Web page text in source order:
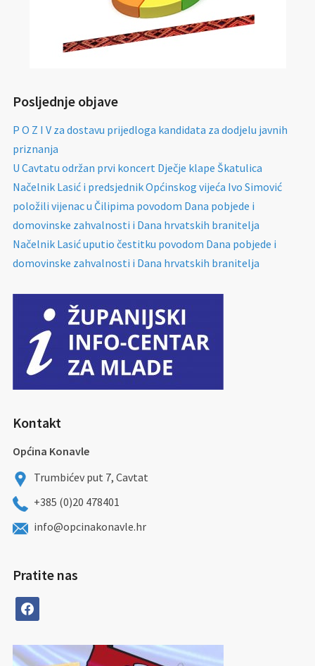
Posljednje objave
P O Z I V za dostavu prijedloga kandidata za dodjelu javnih
priznanja
U Cavtatu održan prvi koncert Dječje klape Škatulica
Načelnik Lasić i predsjednik Općinskog vijeća Ivo Simović
položili vijenac u Čilipima povodom Dana pobjede i
domovinske zahvalnosti i Dana hrvatskih branitelja
Načelnik Lasić uputio čestitku povodom Dana pobjede i
domovinske zahvalnosti i Dana hrvatskih branitelja
Kontakt
Općina Konavle
Trumbićev put 7, Cavtat
+385 (0)20 478401
info@opcinakonavle.hr
Pratite nas
facebook